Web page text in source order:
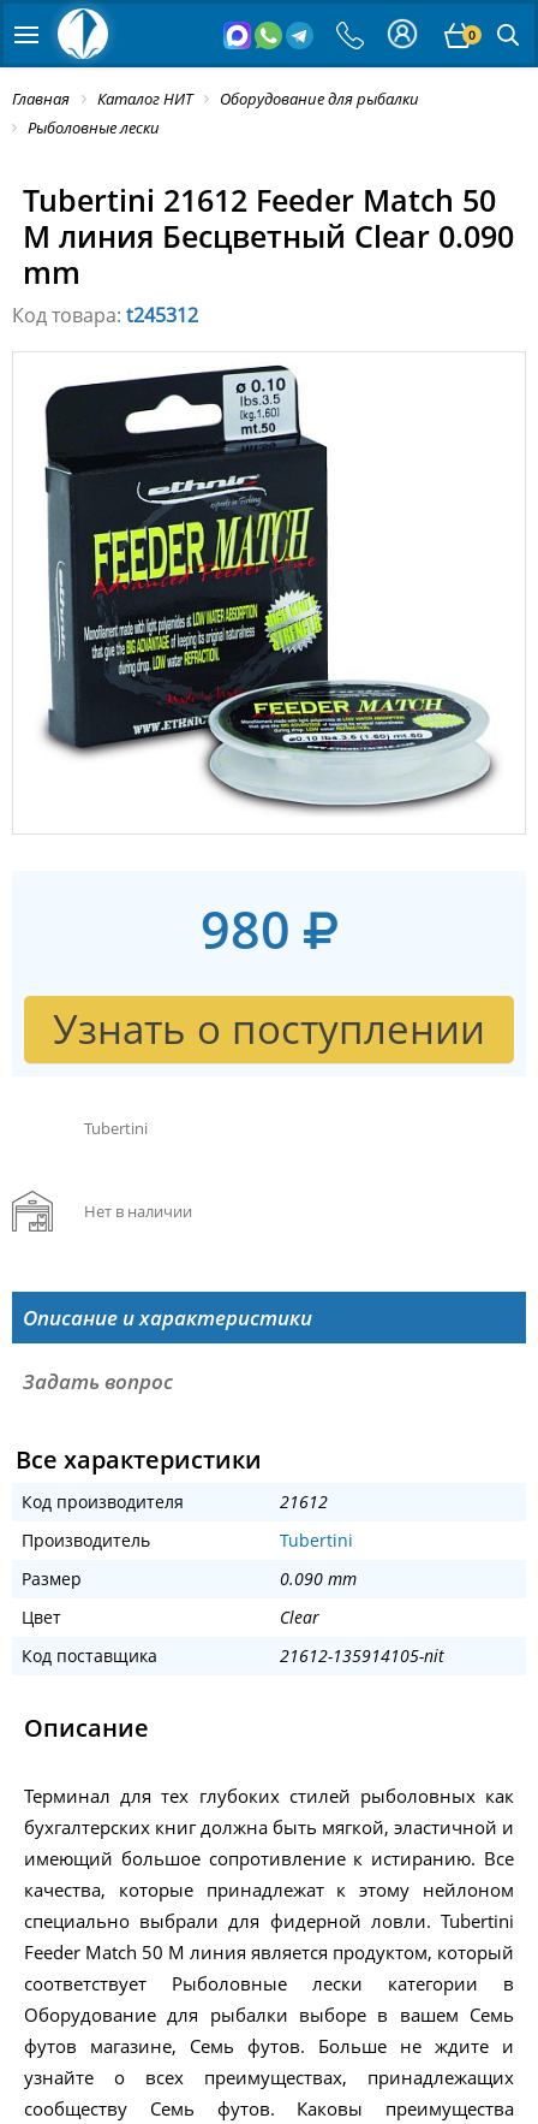
0
Главная Каталог НИТ
Оборудование для рыбалки
Рыболовные лески
Tubertini 21612 Feeder Match 50
M линия Бесцветный Clear 0.090
mm
Код товара: t245312
980
Узнать о поступлении
Tubertini
Нет в наличии
Описание и характеристики
Задать вопрос
Все характеристики
Код производителя
21612
Производитель
Tubertini
Размер
0.090 mm
Цвет
Clear
Код поставщика
21612-135914105-nit
Описание
Терминал для тех глубоких стилей рыболовных как
бухгалтерских книг должна быть мягкой, эластичной и
имеющий большое сопротивление к истиранию. Все
качества, которые принадлежат к этому нейлоном
специально выбрали для фидерной ловли. Tubertini
Feeder Match 50 M линия является продуктом, который
соответствует Рыболовные лески категории в
Оборудование для рыбалки выборе в вашем Семь
футов магазине, Семь футов. Больше не ждите и
узнайте о всех преимуществах, принадлежащих
сообществу Семь футов. Каковы преимущества